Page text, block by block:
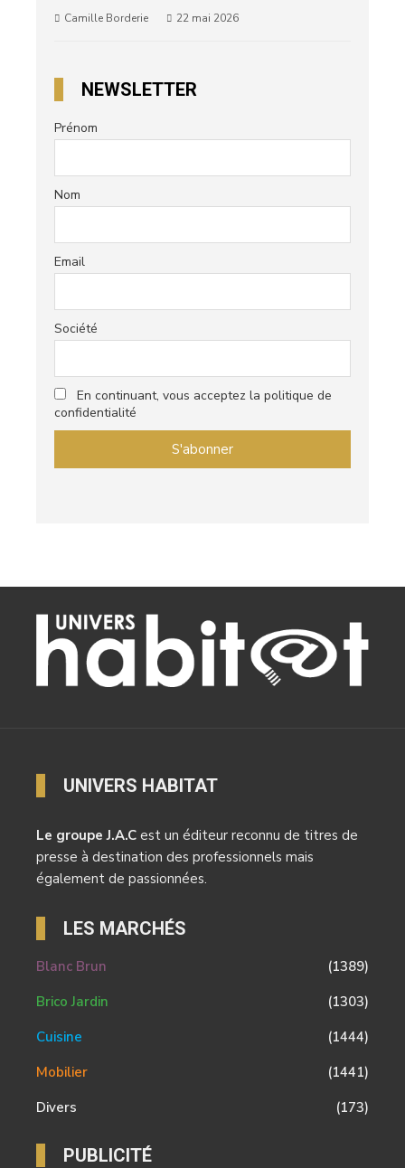
Camille Borderie 22 mai 2026
NEWSLETTER
Prénom
Nom
Email
Société
En continuant, vous acceptez la politique de
confidentialité
UNIVERS HABITAT
Le groupe J.A.C est un éditeur reconnu de titres de
presse à destination des professionnels mais
également de passionnées.
LES MARCHÉS
Blanc Brun
(1389)
Brico Jardin
(1303)
Cuisine
(1444)
Mobilier
(1441)
Divers
(173)
PUBLICITÉ